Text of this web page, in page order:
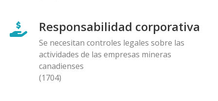
Responsabilidad corporativa
Se necesitan controles legales sobre las
actividades de las empresas mineras
canadienses
(1704)